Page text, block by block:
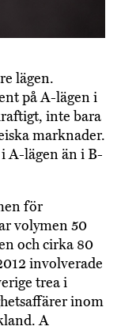
lägen.
på A-lägen i
inte bara
marknader.
A-lägen än i B-
för
volymen 50
och cirka 80
involverade
trea i
inom
A